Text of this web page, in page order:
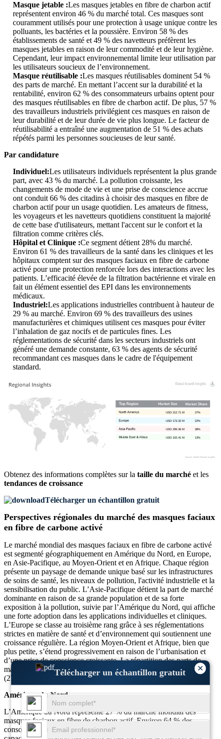
×
Télécharger un échantillon gratuit
Masque jetable :Les masques jetables en fibre de charbon actif
représentent environ 46 % du marché total. Ces masques sont
couramment utilisés pour une protection à usage unique contre les
polluants, les bactéries et la poussière. Environ 58 % des
établissements de santé et 49 % des navetteurs préfèrent les
masques jetables en raison de leur commodité et de leur hygiène.
Cependant, leur impact environnemental limite leur utilisation par
les utilisateurs soucieux de l’environnement.
Masque réutilisable :Les masques réutilisables dominent 54 %
des parts de marché. En mettant l’accent sur la durabilité et la
rentabilité, environ 62 % des consommateurs urbains optent pour
des masques réutilisables en fibre de charbon actif. De plus, 57 %
des travailleurs industriels privilégient ces masques en raison de
leur durabilité et de leur durée de vie plus longue. Le facteur de
réutilisabilité a entraîné une augmentation de 51 % des achats
répétés parmi les personnes soucieuses de leur santé.
Par candidature
Individuel:Les utilisateurs individuels représentent la plus grande
part, avec 43 % du marché. La pollution croissante, les
changements de mode de vie et une prise de conscience accrue
ont conduit 66 % des citadins à choisir des masques en fibre de
charbon actif pour un usage quotidien. Les amateurs de fitness,
les voyageurs et les navetteurs quotidiens constituent la majorité
de cette base d'utilisateurs, mettant l'accent sur le confort et la
filtration comme critères clés.
Hôpital et Clinique :Ce segment détient 28% du marché.
Environ 61 % des travailleurs de la santé dans les cliniques et les
hôpitaux comptent sur des masques faciaux en fibre de carbone
activé pour une protection renforcée lors des interactions avec les
patients. L’efficacité élevée de la filtration bactérienne et virale en
fait un élément essentiel des EPI dans les environnements
médicaux.
Industriel:Les applications industrielles contribuent à hauteur de
29 % au marché. Environ 69 % des travailleurs des usines
manufacturières et chimiques utilisent ces masques pour éviter
l’inhalation de gaz nocifs et de particules fines. Les
réglementations de sécurité dans les secteurs industriels ont
généré une demande constante, 63 % des agents de sécurité
recommandant ces masques dans le cadre de l'équipement
standard.
13%
USD 102.41 M
38%
USD 299.36 M
22%
USD 173.32 M
27%
USD 212.71 M
Obtenez des informations complètes sur la taille du marché et les
tendances de croissance
Télécharger un échantillon gratuit
Perspectives régionales du marché des masques faciaux
en fibre de carbone activé
Le marché mondial des masques faciaux en fibre de carbone activé
est segmenté géographiquement en Amérique du Nord, en Europe,
en Asie-Pacifique, au Moyen-Orient et en Afrique. Chaque région
présente un paysage de demande unique basé sur les infrastructures
de soins de santé, les niveaux de pollution, l'activité industrielle et la
sensibilisation du public. L’Asie-Pacifique détient la part de marché
dominante en raison de sa grande population et de sa forte
exposition à la pollution, suivie par l’Amérique du Nord, qui affiche
une forte adoption dans les applications individuelles et cliniques.
L’Europe se classe au troisième rang grâce à ses réglementations
strictes en matière de santé et d’environnement qui soutiennent une
croissance régulière. La région Moyen-Orient et Afrique, bien que
plus petite, s’étend progressivement en raison de l’urbanisation et
d’une prise de conscience croissante. La répartition des parts de
marché est la suivante : Asie-Pacifique (38 %), Amérique du Nord
(27 %), Europe (22 %) et Moyen-Orient et Afrique (13 %).
Amérique du Nord
L’Amérique du Nord représente 27 % du marché mondial des
masques faciaux en fibre de charbon actif. Environ 64 % des
consommateurs aux États-Unis préfèrent les masques dotés de